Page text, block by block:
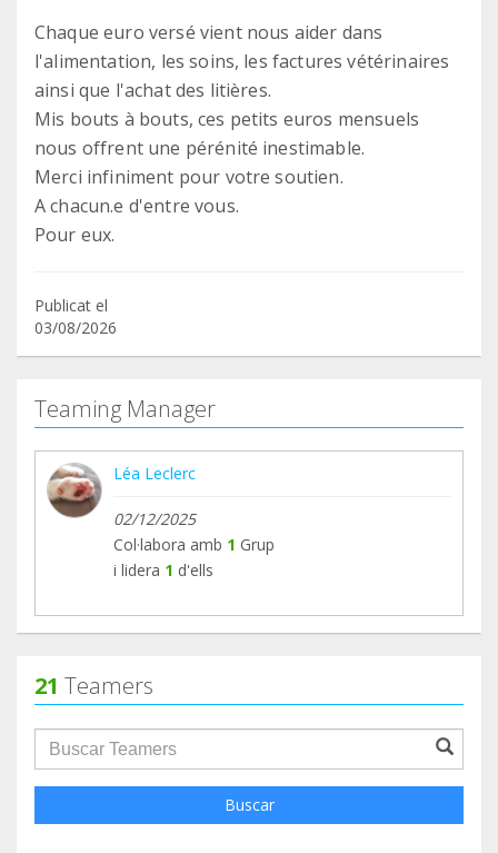
Chaque euro versé vient nous aider dans
l'alimentation, les soins, les factures vétérinaires
ainsi que l'achat des litières.
Mis bouts à bouts, ces petits euros mensuels
nous offrent une pérénité inestimable.
Merci infiniment pour votre soutien.
A chacun.e d'entre vous.
Pour eux.
Publicat el
03/08/2026
Teaming Manager
Léa Leclerc
02/12/2025
Col·labora amb 1 Grup
i lidera 1 d'ells
21 Teamers
groupProfile.searchForm.search.text???
Buscar